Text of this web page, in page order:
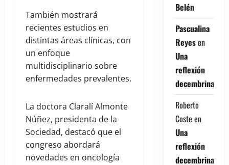
También mostrará
recientes estudios en
distintas áreas clínicas, con
un enfoque
multidisciplinario sobre
enfermedades prevalentes.
La doctora Claralí Almonte
Núñez, presidenta de la
Sociedad, destacó que el
congreso abordará
novedades en oncología
Belén
Pascualina
Reyesen
Una
reflexión
decembrina
Roberto
Coste en
Una
reflexión
decembrina